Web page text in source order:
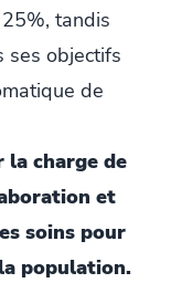
tandis
ses objectifs
de
charge de
et
soins pour
population.